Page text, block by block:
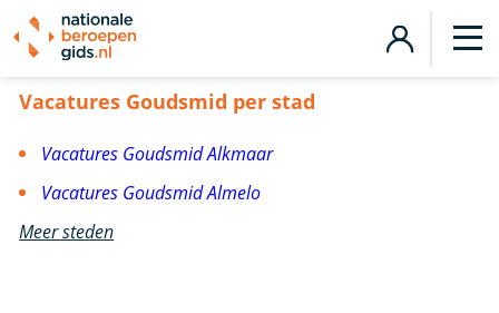
Vacatures Goudsmid
Vacatures Goudsmid per stad
Vacatures Goudsmid Alkmaar
Vacatures Goudsmid Almelo
Meer steden